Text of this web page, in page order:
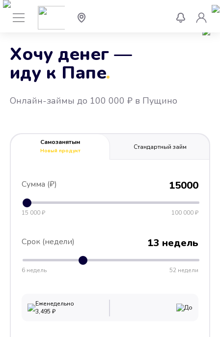
Хочу денег —
иду к Папе
.
Онлайн-займы до 100 000 ₽ в Пущино
Самозанятым
Новый продукт
Стандартный займ
Сумма (₽) 15000
15 000 ₽ 100 000 ₽
Срок (недели) 13 недель
6 недель 52 недели
Еженедельно
3,495 ₽ До